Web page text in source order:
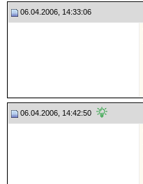
06.04.2006, 14:33:06
06.04.2006, 14:42:50